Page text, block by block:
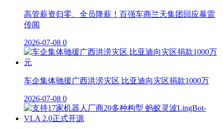
高管薪资归零、全员降薪！百强车商兰天集团回应暴雷
传闻
2026-07-08 0
车企集体驰援广西洪涝灾区 比亚迪向灾区捐款1000万
2026-07-08 0